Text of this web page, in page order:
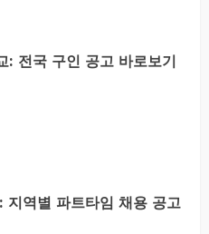
: 전국 구인 공고 바로보기
지역별 파트타임 채용 공고